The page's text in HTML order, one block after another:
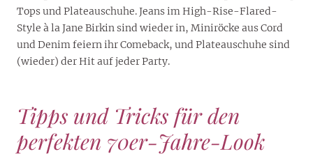
Tops und Plateauschuhe. Jeans im High-Rise-Flared-
Style à la Jane Birkin sind wieder in, Miniröcke aus Cord
und Denim feiern ihr Comeback, und Plateauschuhe sind
(wieder) der Hit auf jeder Party.
Tipps und Tricks für den
perfekten 70er-Jahre-Look